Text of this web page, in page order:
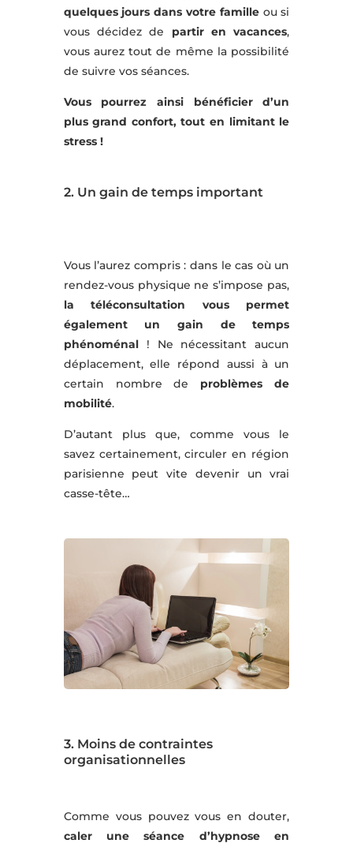
quelques jours dans votre familleou si
vous décidez de partir en vacances,
vous aurez tout de même la possibilité
de suivre vos séances.
Vous pourrez ainsi bénéficier d’un
plus grand confort, tout en limitant le
stress !
2. Un gain de temps important
Vous l’aurez compris : dans le cas où un
rendez-vous physique ne s’impose pas,
la téléconsultation vous permet
également un gain de temps
phénoménal ! Ne nécessitant aucun
déplacement, elle répond aussi à un
certain nombre de problèmes de
mobilité.
D’autant plus que, comme vous le
savez certainement, circuler en région
parisienne peut vite devenir un vrai
casse-tête…
3. Moins de contraintes
organisationnelles
Comme vous pouvez vous en douter,
caler une séance d’hypnose en